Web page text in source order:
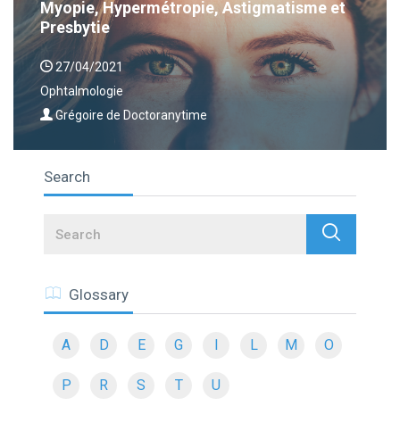
Myopie, Hypermétropie, Astigmatisme et
Presbytie
27/04/2021
Ophtalmologie
Grégoire de Doctoranytime
Search
Search
Glossary
A D E G L M O
P R S T U